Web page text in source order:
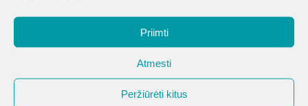
Priimti
Atmesti
Peržiūrėti kitus
UAB Akvatechnika